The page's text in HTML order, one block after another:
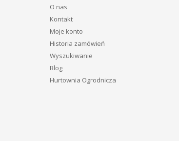
O nas
Kontakt
Moje konto
Historia zamówień
Wyszukiwanie
Blog
Hurtownia Ogrodnicza